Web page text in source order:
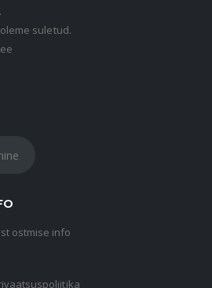
oleme suletud.
ostmise info